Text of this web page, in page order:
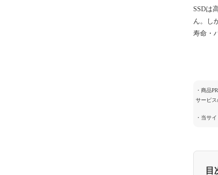
SSDは
ん。し
寿命・
・商品
サービス
・当サ
目